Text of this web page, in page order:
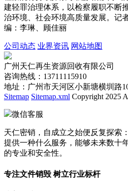
建轻罪治理体系，以检察履职不断
治环境、社会环境高质量发展。记
编：李琳、顾佳丽
公司动态 业界资讯 网站地图
广州天仁再生资源回收有限公司
咨询热线：13711115910
地址：广州市天河区小新塘横圳路
Sitemap Sitemap.xml Copyright 2025
微信客服
天仁密销，自成立之始便反复探索：
提供一种什么服务，能够未来数十
的专业和安全性。
专注文件销毁 树立行业标杆